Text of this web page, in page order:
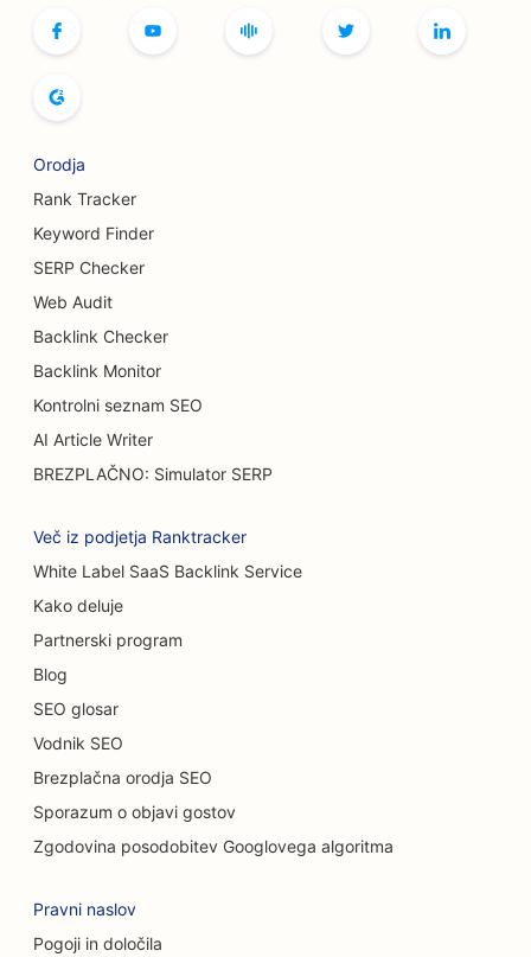
SEO za pekarne kruha
SEO za storitve povečanja prsi
SEO za samopostrežne restavracije
SEO za tovornjake za burgerje
SEO za trgovine s torticami
SEO za opeklinske kirurge
SEO za avtopralnice
SEO za kavarne
SEO za prodajalne preprog in talnih oblog
SEO za mačje kavarne
SEO za kiropraktike
SEO za storitve čiščenja
SEO za kavarne
SEO za svetovalna podjetja
Orodja
Rank Tracker
Keyword Finder
SERP Checker
Web Audit
Backlink Checker
Backlink Monitor
Kontrolni seznam SEO
AI Article Writer
BREZPLAČNO: Simulator SERP
Več iz podjetja Ranktracker
White Label SaaS Backlink Service
Kako deluje
Partnerski program
Blog
SEO glosar
Vodnik SEO
Brezplačna orodja SEO
Sporazum o objavi gostov
Zgodovina posodobitev Googlovega algoritma
Pravni naslov
Pogoji in določila